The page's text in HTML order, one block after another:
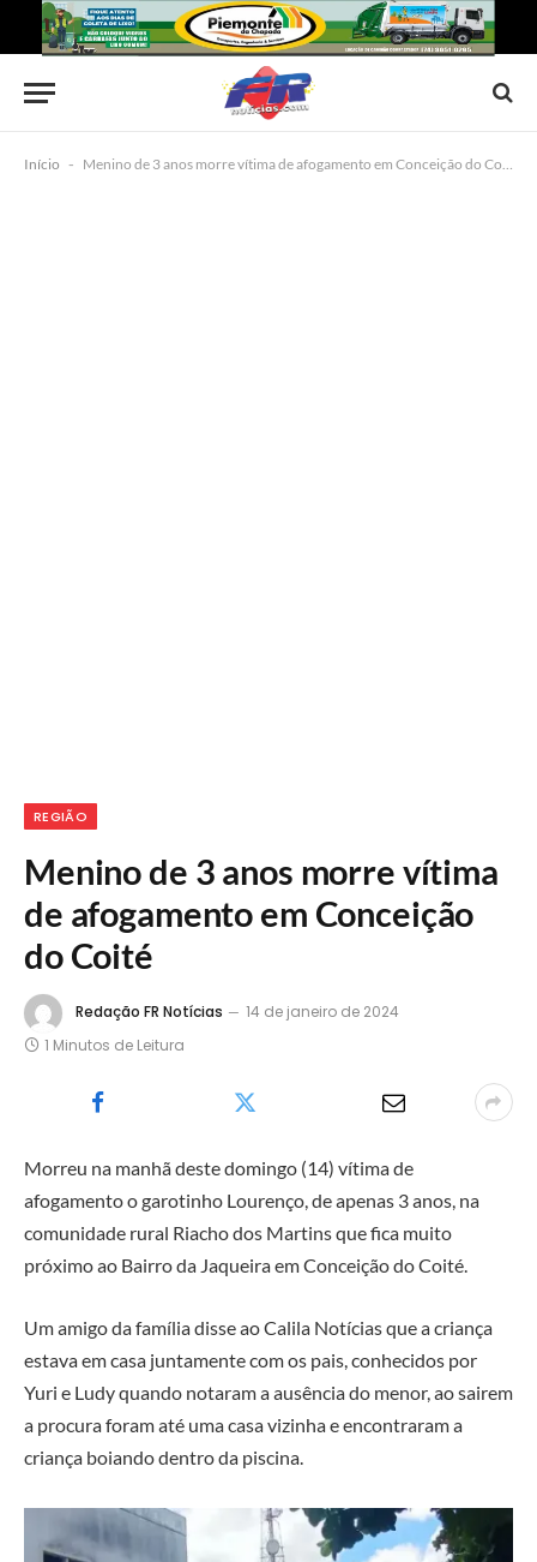
Início - Menino de 3 anos morre vítima de afogamento em Conceição do Coité
REGIÃO
Menino de 3 anos morre vítima
de afogamento em Conceição
do Coité
Redação FR Notícias
14 de janeiro de 2024
1 Minutos de Leitura
Morreu na manhã deste domingo (14) vítima de
afogamento o garotinho Lourenço, de apenas 3 anos, na
comunidade rural Riacho dos Martins que fica muito
próximo ao Bairro da Jaqueira em Conceição do Coité.
Um amigo da família disse ao Calila Notícias que a criança
estava em casa juntamente com os pais, conhecidos por
Yuri e Ludy quando notaram a ausência do menor, ao sairem
a procura foram até uma casa vizinha e encontraram a
criança boiando dentro da piscina.